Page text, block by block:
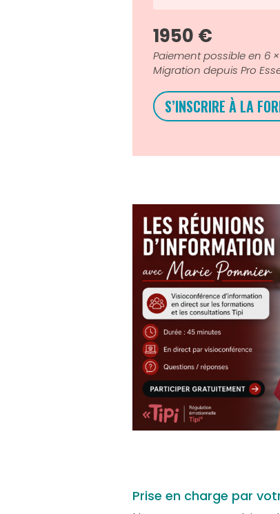
1950 €
Paiement possible en 6
Migration depuis Pro
S’INSCRIRE À LA
Prise en charge par